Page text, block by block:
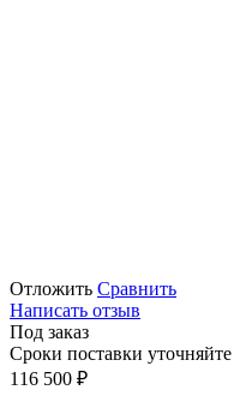
Отложить Сравнить
Написать отзыв
Под заказ
Сроки поставки
116 500 ₽